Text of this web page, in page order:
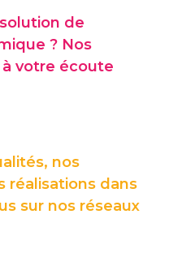
de
? Nos
votre écoute
nos
réalisations dans
sur nos réseaux